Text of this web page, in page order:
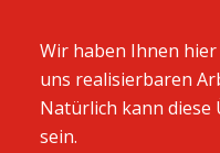
Wir haben Ihnen
uns realisierbaren
Natürlich kann diese
sein.